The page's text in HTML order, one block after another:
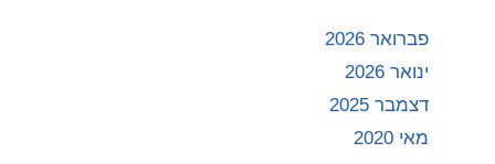
פברואר 2026
ינואר 2026
דצמבר 2025
מאי 2020